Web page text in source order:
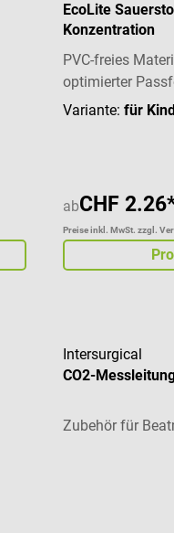
EcoLite
Konzentration
PVC-freies
optimierter
Variante: für
abCHF
Preise inkl. MwSt. zzgl.
Intersurgical
CO2-
Zubehör für